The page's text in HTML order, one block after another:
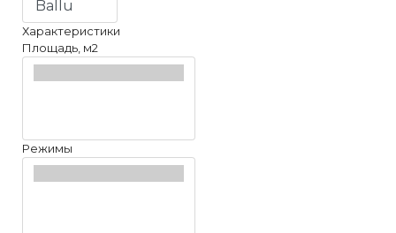
Характеристики
Площадь, м2
Режимы